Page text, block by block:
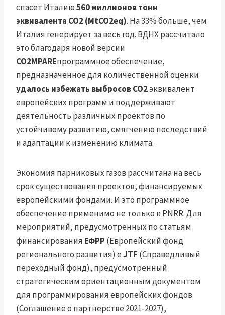
спасет Италию560 миллионов тонн
эквивалента CO2 (MtCO2eq). На 33% больше, чем
Италия генерирует за весь год. ВДНХ рассчитало
это благодаря новой версии
CO2MPAREпрограммное обеспечение,
предназначенное для количественной оценки
удалось избежать выбросов CO2эквивалент
европейских программ и поддерживают
деятельность различных проектов по
устойчивому развитию, смягчению последствий
и адаптации к изменению климата.
Экономия парниковых газов рассчитана на весь
срок существования проектов, финансируемых
европейскими фондами. И это программное
обеспечение применимо не только к PNRR. Для
мероприятий, предусмотренных по статьям
финансирования ЕФРР (Европейский фонд
регионального развития) eJTF (Справедливый
переходный фонд), предусмотренный
стратегическим ориентационным документом
для программирования европейских фондов
(Соглашение о партнерстве 2021-2027),